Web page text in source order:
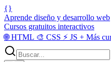
{}
Aprende diseño y desarrollo web
Cursos gratuitos interactivos
🌐HTML 🎨 CSS ⚡ JS + Más